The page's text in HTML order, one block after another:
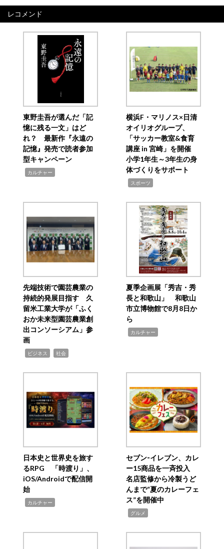
レコメンド
東野圭吾が選んだ「記
憶に残る一文」はど
れ？ 最新作『永遠の
記憶』発売で読者参加
型キャンペーン
カルチャー
横浜F・マリノス×日清
オイリオグループ、
「サッカー教室&食育
講座 in 宮崎」を開催
小学1年生～3年生の身
体づくりをサポート
スポーツ
先端技術で園芸農業の
持続的発展目指す 久
留米工業大学が「ふく
おか未来型園芸農業創
出コンソーシアム」参
画
ビジネス 社会
夏季企画展「秀吉・秀
長と和歌山」 和歌山
市立博物館で8月8日か
ら
カルチャー
日本史と世界史を旅す
るRPG 「時渡り」、
iOS/Androidで配信開
始
カルチャー
セブン‐イレブン、カレ
ー15商品を一斉投入
名店監修から冷製うど
んまで“夏のカレーフェ
ス”を開催中
グルメ